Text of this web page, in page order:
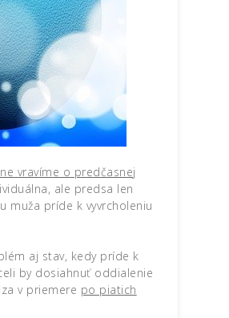
vravíme o predčasnej
ale predsa len
muža príde k vyvrcholeniu
aj stav, kedy príde k
by dosiahnuť oddialenie
v priemere po piatich